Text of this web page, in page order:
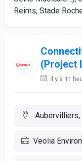
Reims, Stade
(Project
Il y a 11
Veolia